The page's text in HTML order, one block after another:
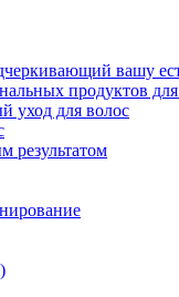
вашу
продуктов
уход для волос
результатом